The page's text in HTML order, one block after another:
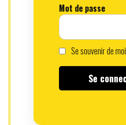
Mot de passe
Se souvenir de moi